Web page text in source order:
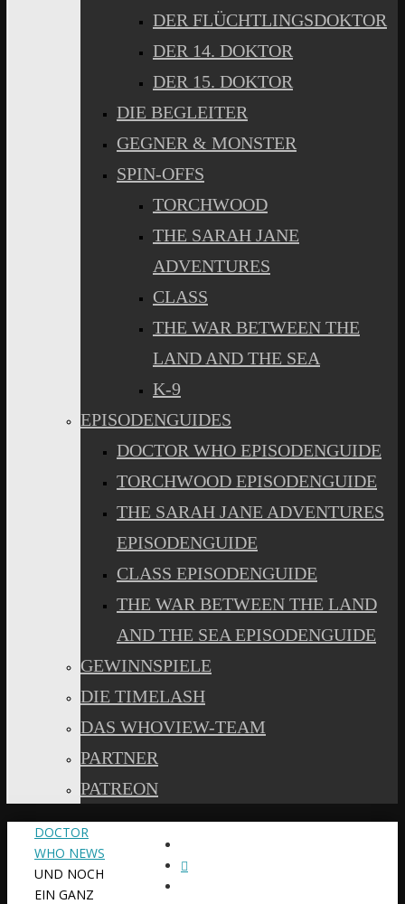
DER FLÜCHTLINGSDOKTOR
DER 14. DOKTOR
DER 15. DOKTOR
DIE BEGLEITER
GEGNER & MONSTER
SPIN-OFFS
TORCHWOOD
THE SARAH JANE
ADVENTURES
CLASS
THE WAR BETWEEN THE
LAND AND THE SEA
K-9
EPISODENGUIDES
DOCTOR WHO EPISODENGUIDE
TORCHWOOD EPISODENGUIDE
THE SARAH JANE ADVENTURES
EPISODENGUIDE
CLASS EPISODENGUIDE
THE WAR BETWEEN THE LAND
AND THE SEA EPISODENGUIDE
GEWINNSPIELE
DIE TIMELASH
DAS WHOVIEW-TEAM
PARTNER
PATREON
START
DOCTOR
WHO NEWS
UND NOCH
EIN GANZ